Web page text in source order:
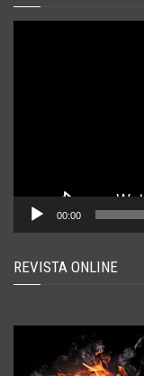
00:00
REVISTA ONLINE